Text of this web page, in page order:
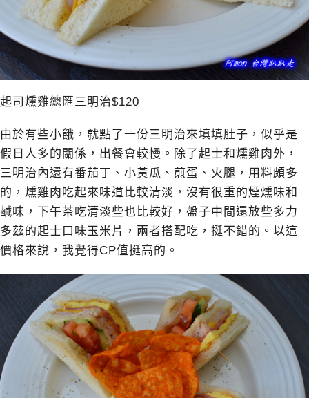
起司燻雞總匯三明治$120
由於有些小餓，就點了一份三明治來填填肚子，似乎是
假日人多的關係，出餐會較慢。除了起士和燻雞肉外，
三明治內還有番茄丁、小黃瓜、煎蛋、火腿，用料頗多
的，燻雞肉吃起來味道比較清淡，沒有很重的煙燻味和
鹹味，下午茶吃清淡些也比較好，盤子中間還放些多力
多茲的起士口味玉米片，兩者搭配吃，挺不錯的。以這
價格來說，我覺得CP值挺高的。